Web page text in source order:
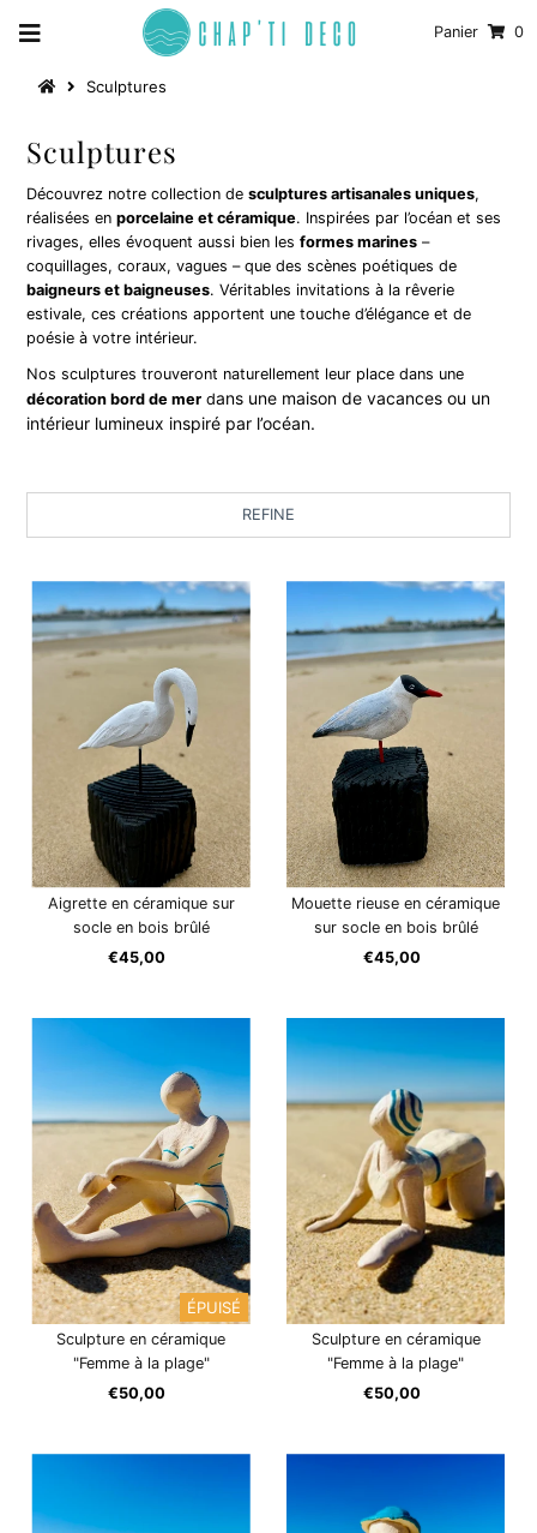
Panier 0
Sculptures
Sculptures
Découvrez notre collection desculptures artisanales uniques,
réalisées enporcelaine et céramique. Inspirées par l’océan et ses
rivages, elles évoquent aussi bien lesformes marines –
coquillages, coraux, vagues – que des scènes poétiques de
baigneurs et baigneuses. Véritables invitations à la rêverie
estivale, ces créations apportent une touche d’élégance et de
poésie à votre intérieur.
Nos sculptures trouveront naturellement leur place dans une
décoration bord de mer dans une maison de vacances ou un
intérieur lumineux inspiré par l’océan.
REFINE
Aigrette en céramique sur
socle en bois brûlé
Prix
€45,00
Mouette rieuse en céramique
sur socle en bois brûlé
Prix
€45,00
ÉPUISÉ
Sculpture en céramique
"Femme à la plage"
Prix
€50,00
Sculpture en céramique
"Femme à la plage"
Prix
€50,00